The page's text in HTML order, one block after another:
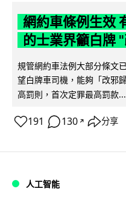
網約車條例生效
的士業界籲白牌
規管網約車法例大部分條文
望白牌車司機，能夠「改邪
高罰則，首次定罪最高罰款...
191 130 ↗ 分享
人工智能